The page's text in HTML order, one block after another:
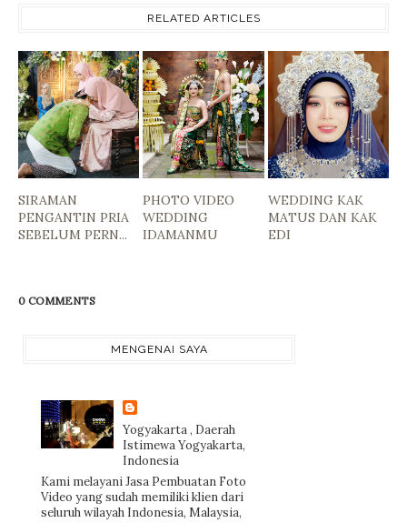
RELATED ARTICLES
SIRAMAN
PENGANTIN PRIA
SEBELUM PERN...
PHOTO VIDEO
WEDDING
IDAMANMU
WEDDING KAK
MATUS DAN KAK
EDI
0 COMMENTS
MENGENAI SAYA
Yogyakarta , Daerah
Istimewa Yogyakarta,
Indonesia
Kami melayani Jasa Pembuatan Foto
Video yang sudah memiliki klien dari
seluruh wilayah Indonesia, Malaysia,